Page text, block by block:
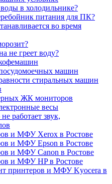
в холодильнике?
питания для ПК?
во время
не греет воду?
машин
стиральных машин
ЖК мониторов
весы
работает звук,
и МФУ Xerox в Ростове
и МФУ Epson в Ростове
и МФУ Canon в Ростове
и МФУ HP в Ростове
принтеров и МФУ Kyocera в